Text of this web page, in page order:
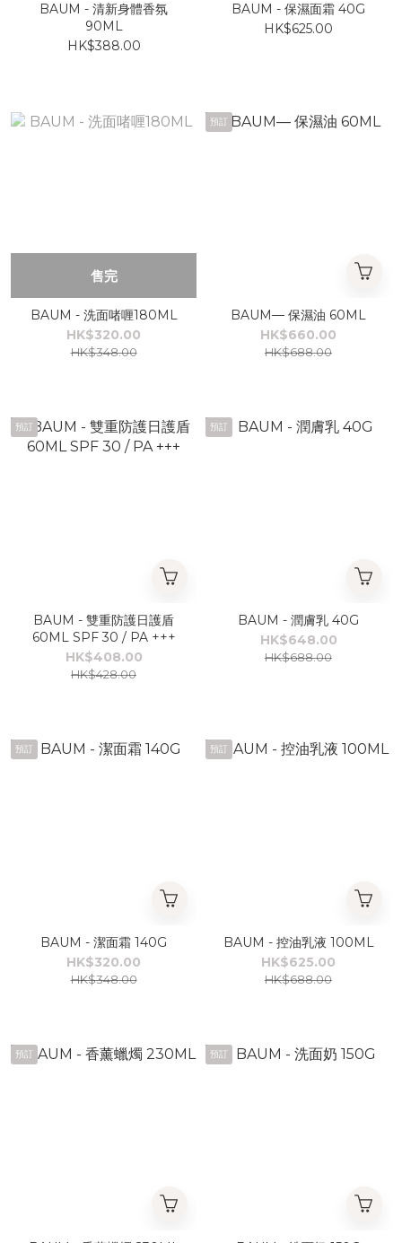
BAUM - 清新身體香氛
90ML
HK$388.00
BAUM - 保濕面霜 40G
HK$625.00
售完
BAUM - 洗面啫喱180ML
HK$320.00
HK$348.00
預訂
BAUM— 保濕油 60ML
HK$660.00
HK$688.00
預訂
BAUM - 雙重防護日護盾
60ML SPF 30 / PA +++
HK$408.00
HK$428.00
預訂
BAUM - 潤膚乳 40G
HK$648.00
HK$688.00
預訂
BAUM - 潔面霜 140G
HK$320.00
HK$348.00
預訂
BAUM - 控油乳液 100ML
HK$625.00
HK$688.00
預訂 預訂